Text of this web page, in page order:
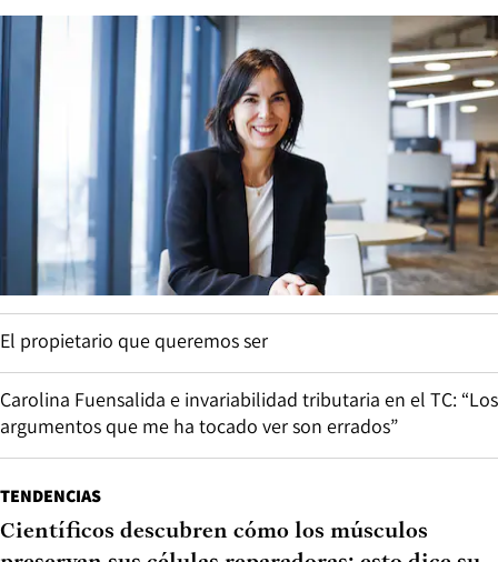
El propietario que queremos ser
Carolina Fuensalida e invariabilidad tributaria en el TC: “Los
argumentos que me ha tocado ver son errados”
TENDENCIAS
Científicos descubren cómo los músculos